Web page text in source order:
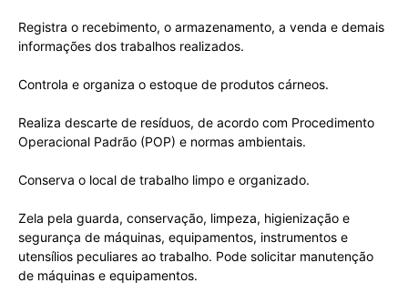
Registra o recebimento, o armazenamento, a venda e demais
informações dos trabalhos realizados.
Controla e organiza o estoque de produtos cárneos.
Realiza descarte de resíduos, de acordo com Procedimento
Operacional Padrão (POP) e normas ambientais.
Conserva o local de trabalho limpo e organizado.
Zela pela guarda, conservação, limpeza, higienização e
segurança de máquinas, equipamentos, instrumentos e
utensílios peculiares ao trabalho. Pode solicitar manutenção
de máquinas e equipamentos.